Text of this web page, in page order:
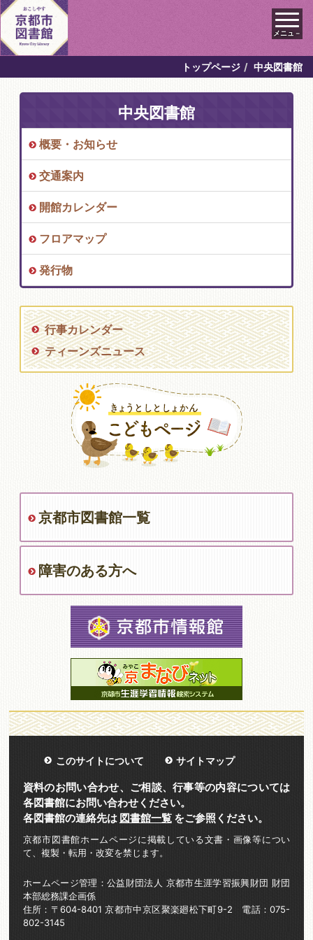
メニュ－
トップページ 中央図書館
中央図書館
概要・お知らせ
交通案内
開館カレンダー
フロアマップ
発行物
行事カレンダー
ティーンズニュース
京都市図書館一覧
障害のある方へ
このサイトについて サイトマップ
資料のお問い合わせ、ご相談、行事等の内容については
各図書館にお問い合わせください。
各図書館の連絡先は 図書館一覧をご参照ください。
京都市図書館ホームページに掲載している文書・画像等につい
て、複製・転用・改変を禁じます。
ホームページ管理：公益財団法人 京都市生涯学習振興財団 財団
本部総務課企画係
住所：〒604-8401 京都市中京区聚楽廻松下町9-2 電話：075-
802-3145